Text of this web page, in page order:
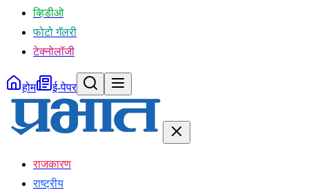
व्हिडीओ
फोटो गॅलरी
टेक्नोलॉजी
होम ई-पेपर
राजकारण
राष्ट्रीय